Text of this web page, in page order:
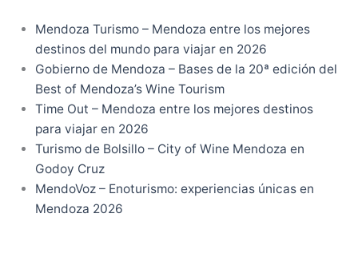
Mendoza Turismo – Mendoza entre los mejores
destinos del mundo para viajar en 2026
Gobierno de Mendoza – Bases de la 20ª edición del
Best of Mendoza’s Wine Tourism
Time Out – Mendoza entre los mejores destinos
para viajar en 2026
Turismo de Bolsillo – City of Wine Mendoza en
Godoy Cruz
MendoVoz – Enoturismo: experiencias únicas en
Mendoza 2026